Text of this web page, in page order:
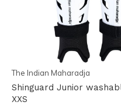
The Indian Maharadja
Shinguard Junior
XXS